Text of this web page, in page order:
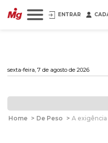
ENTRAR
sexta-feira, 7 de agosto de 2026
Home > De Peso > A